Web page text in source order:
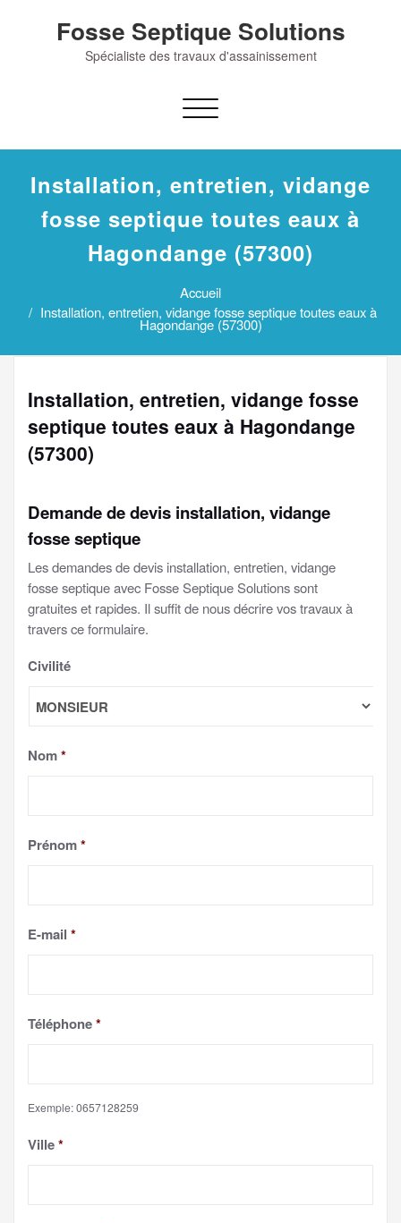
Fosse Septique Solutions
Spécialiste des travaux d'assainissement
Afficher/masquer
navigation
Installation, entretien, vidange
fosse septique toutes eaux à
Hagondange (57300)
Accueil
Installation, entretien, vidange fosse septique toutes eaux à
Hagondange (57300)
Installation, entretien, vidange fosse
septique toutes eaux à Hagondange
(57300)
Demande de devis installation, vidange
fosse septique
Les demandes de devis installation, entretien, vidange
fosse septique avec Fosse Septique Solutions sont
gratuites et rapides. Il suffit de nous décrire vos travaux à
travers ce formulaire.
Civilité
Nom*
Prénom*
E-mail *
Téléphone*
Exemple: 0657128259
Ville*